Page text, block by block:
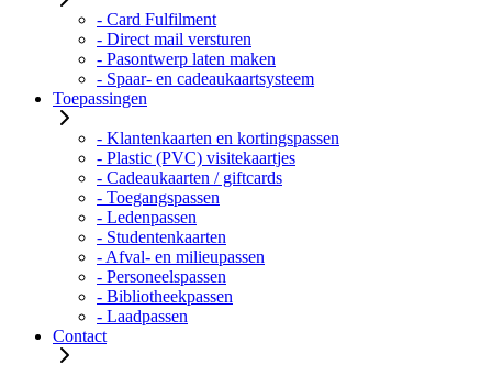
- Card Fulfilment
- Direct mail versturen
- Pasontwerp laten maken
- Spaar- en cadeaukaartsysteem
Toepassingen
- Klantenkaarten en kortingspassen
- Plastic (PVC) visitekaartjes
- Cadeaukaarten / giftcards
- Toegangspassen
- Ledenpassen
- Studentenkaarten
- Afval- en milieupassen
- Personeelspassen
- Bibliotheekpassen
- Laadpassen
Contact